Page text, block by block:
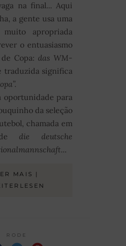
na final... Aqui
a gente usa uma
muito apropriada
o entuasiasmo
Copa: das WM-
traduzida significa
oportunidade para
da seleção
chamada em
de die deutsche
...
MAIS |
RODE